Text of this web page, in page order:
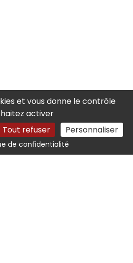
et vous donne le contrôle
activer
Tout refuser Personnaliser
de confidentialité